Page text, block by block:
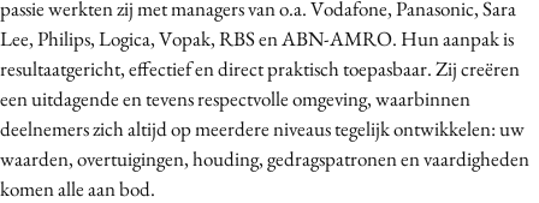
passie werkten zij met managers van o.a. Vodafone, Panasonic, Sara
Lee, Philips, Logica, Vopak, RBS en ABN-AMRO. Hun aanpak is
resultaatgericht, effectief en direct praktisch toepasbaar. Zij creëren
een uitdagende en tevens respectvolle omgeving, waarbinnen
deelnemers zich altijd op meerdere niveaus tegelijk ontwikkelen: uw
waarden, overtuigingen, houding, gedragspatronen en vaardigheden
komen alle aan bod.